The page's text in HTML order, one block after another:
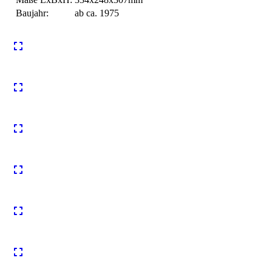
Baujahr:
ab ca. 1975